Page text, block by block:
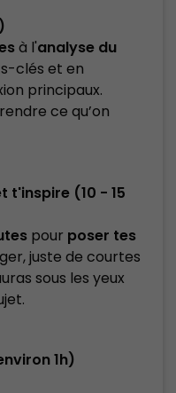
à l'analyse du
clés et en
principaux.
ce qu’on
t'inspire (10 - 15
pour poser tes
juste de courtes
sous les yeux
1h)